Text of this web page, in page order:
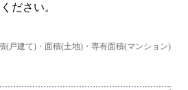
ださい。
(戸建て)・面積(土地)・専有面積(マンション)